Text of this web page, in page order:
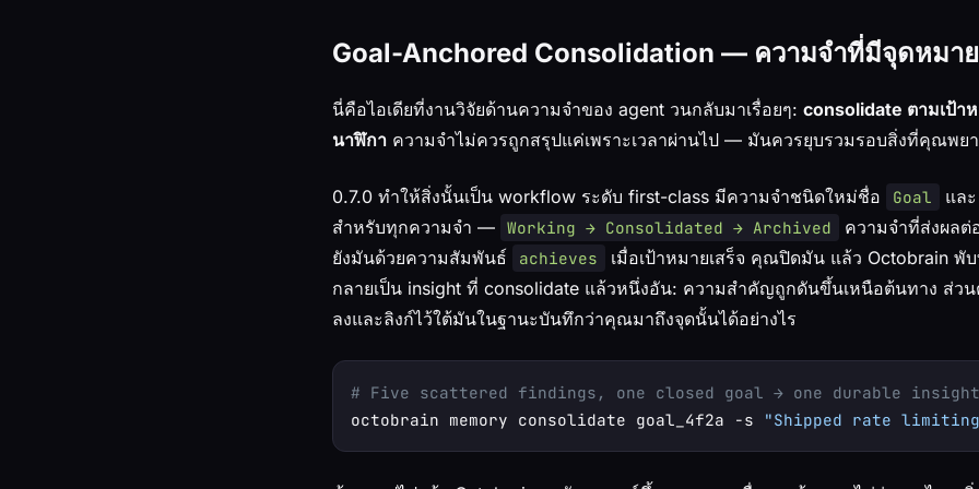
Goal-Anchored Consolidation — ความจำที่มีจุดหมาย
นี่คือไอเดียที่งานวิจัยด้านความจำของ agent วนกลับมาเรื่อยๆ: consolidate ตามเป้า
นาฬิกา ความจำไม่ควรถูกสรุปแค่เพราะเวลาผ่านไป — มันควรยุบรวมรอบสิ่งที่คุณพยา
0.7.0 ทำให้สิ่งนั้นเป็น workflow ระดับ first-class มีความจำชนิดใหม่ชื่อ Goal
แล
สำหรับทุกความจำ — Working → Consolidated → Archived
ความจำที่ส่งผลต่
ยังมันด้วยความสัมพันธ์
achieves
เมื่อเป้าหมายเสร็จ คุณปิดมัน แล้ว Octobrain พั
กลายเป็น insight ที่ consolidate แล้วหนึ่งอัน: ความสำคัญถูกดันขึ้นเหนือต้นทาง ส่ว
ลงและลิงก์ไว้ใต้มันในฐานะบันทึกว่าคุณมาถึงจุดนั้นได้อย่างไร
# Five scattered findings, one closed goal → one durable insight
octobrain memory consolidate goal_4f2a -s
"Shipped rate